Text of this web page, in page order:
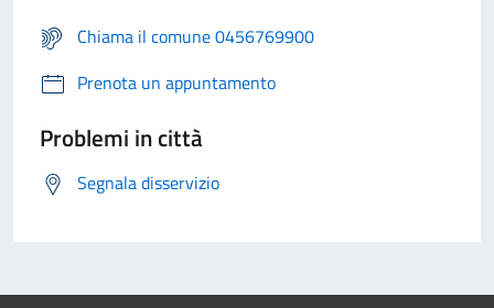
Chiama il comune 0456769900
Prenota un appuntamento
Problemi in città
Segnala disservizio